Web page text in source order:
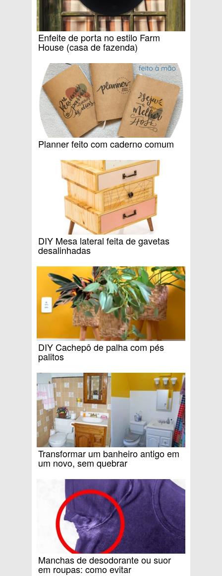
Enfeite de porta no estilo Farm
House (casa de fazenda)
Planner feito com caderno comum
DIY Mesa lateral feita de gavetas
desalinhadas
DIY Cachepô de palha com pés
palitos
Transformar um banheiro antigo em
um novo, sem quebrar
Manchas de desodorante ou suor
em roupas: como evitar